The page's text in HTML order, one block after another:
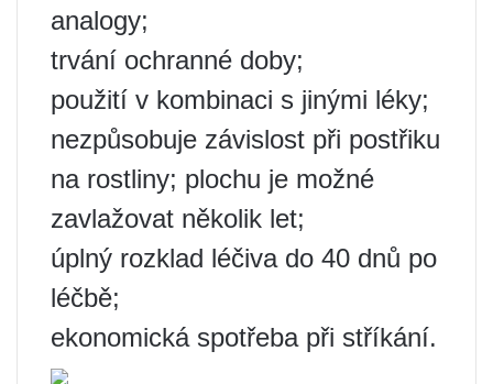
analogy;
trvání ochranné doby;
použití v kombinaci s jinými léky;
nezpůsobuje závislost při postřiku
na rostliny; plochu je možné
zavlažovat několik let;
úplný rozklad léčiva do 40 dnů po
léčbě;
ekonomická spotřeba při stříkání.